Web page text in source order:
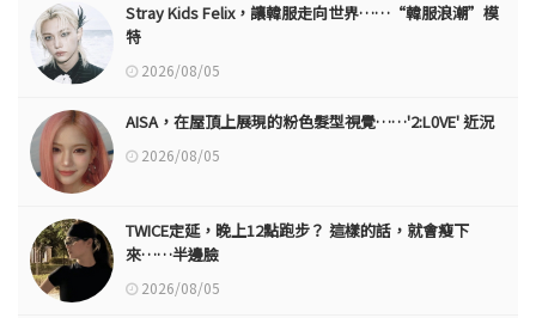
Stray Kids Felix，讓韓服走向世界……“韓服浪潮”模
特
2026/08/05
AISA，在屋頂上展現的粉色髮型視覺……'2:L0VE' 近況
2026/08/05
TWICE定延，晚上12點跑步？ 這樣的話，就會瘦下
來……半邊臉
2026/08/05